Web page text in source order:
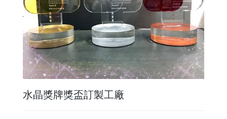
水晶獎牌獎盃訂製工廠